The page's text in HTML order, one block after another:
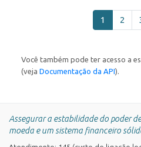
1 2
Você também pode ter acesso a
(veja Documentação da API).
Assegurar a estabilidade do poder
moeda e um sistema financeiro